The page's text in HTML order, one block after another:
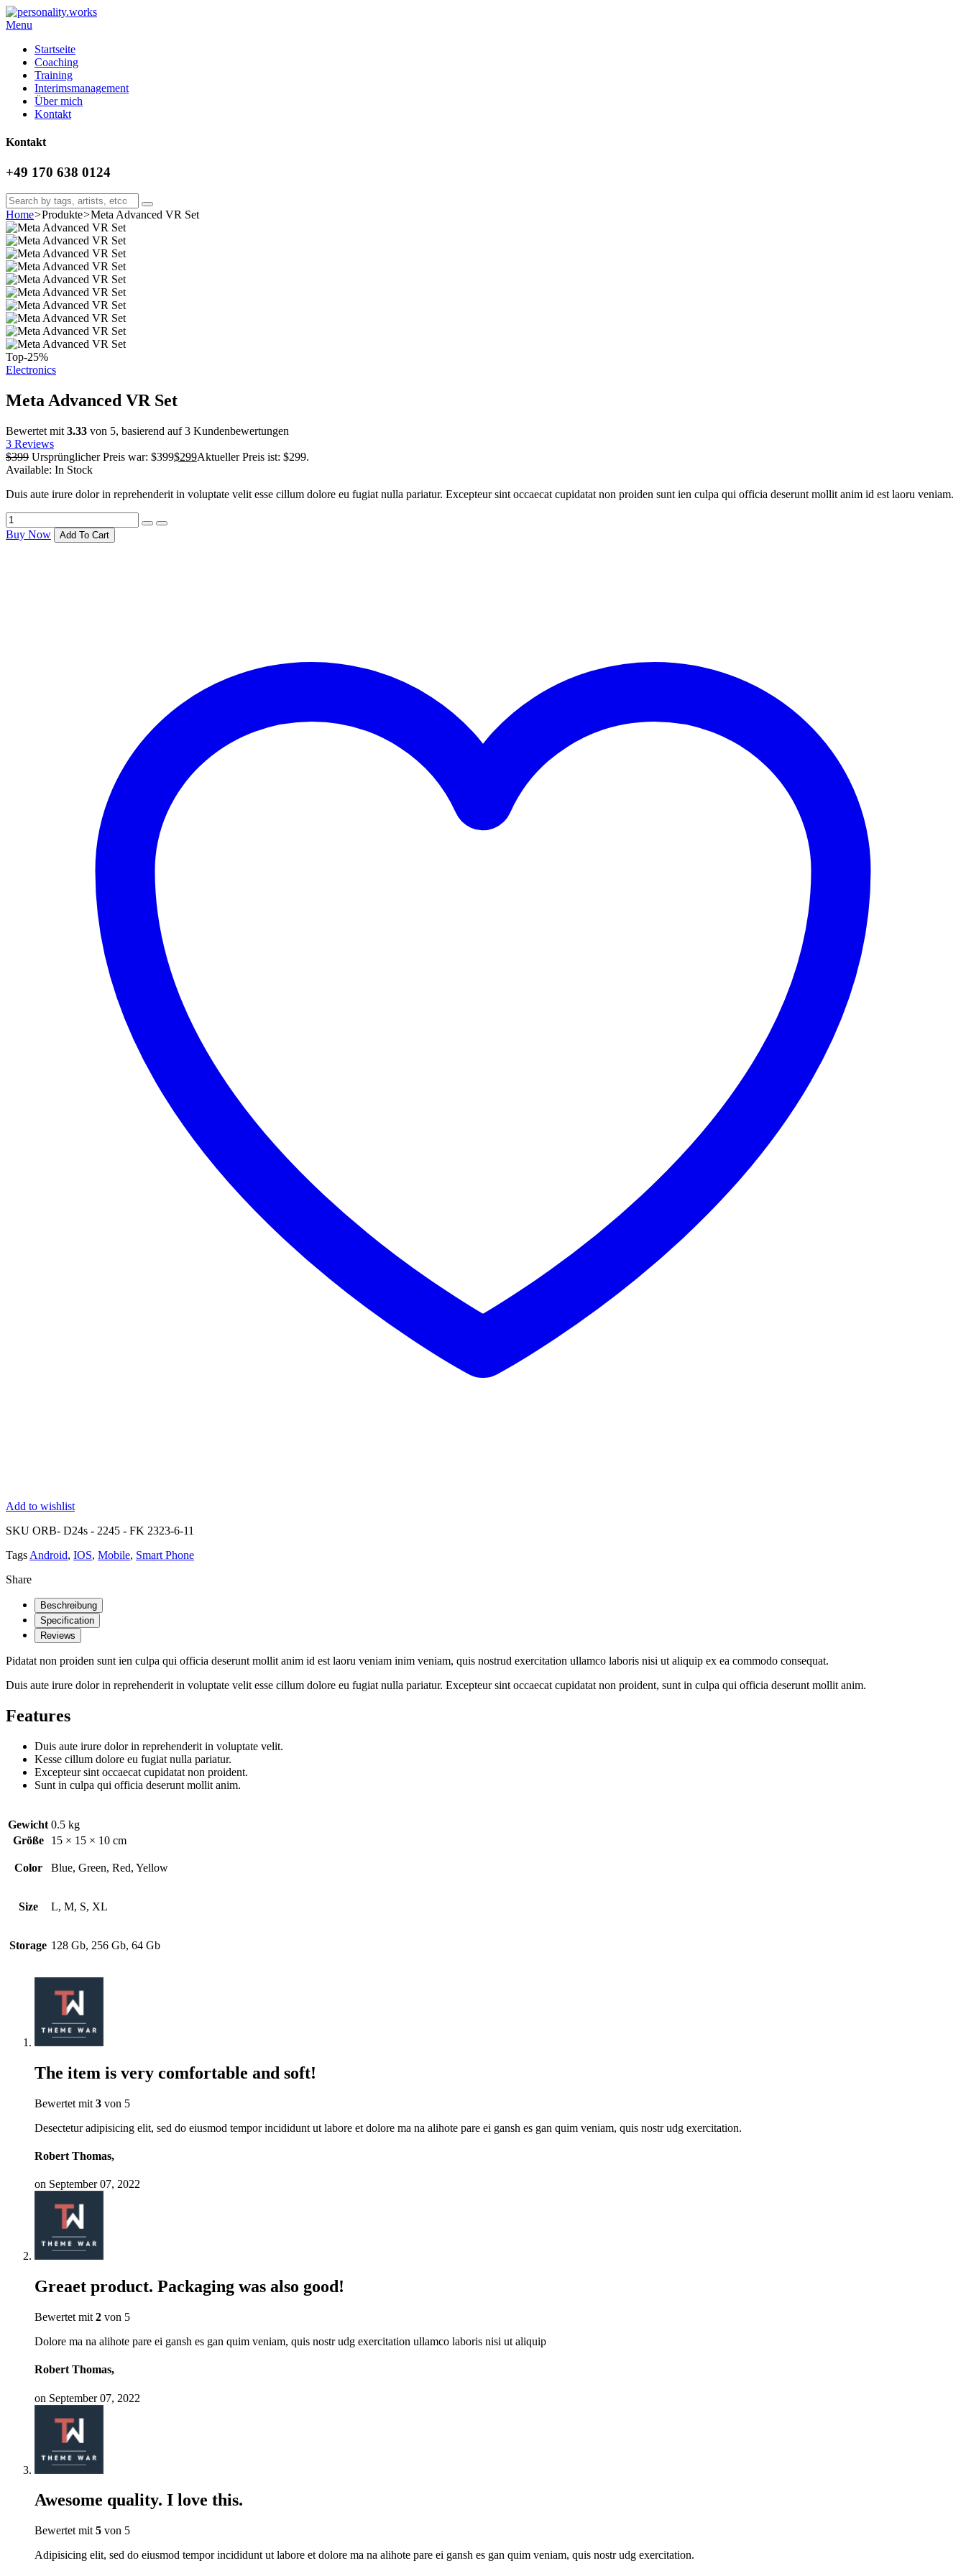
Menu
Startseite
Coaching
Training
Interimsmanagement
Über mich
Kontakt
Kontakt
+49 170 638 0124
Home>Produkte>Meta Advanced VR Set
Top-25%
Electronics
Meta Advanced VR Set
Bewertet mit 3.33 von 5, basierend auf3 Kundenbewertungen
3 Reviews
$399 Ursprünglicher Preis war: $399$299Aktueller Preis ist: $299.
Available: In Stock
Duis aute irure dolor in reprehenderit in voluptate velit esse cillum dolore eu fugiat nulla pariatur. Excepteur sint occaecat cupidatat non proiden sunt ien culpa qui officia deserunt mollit anim id est laoru veniam.
Buy Now Add To Cart
Add to wishlist
SKU ORB- D24s - 2245 - FK 2323-6-11
Tags Android, IOS, Mobile, Smart Phone
Share
Beschreibung
Specification
Reviews
Pidatat non proiden sunt ien culpa qui officia deserunt mollit anim id est laoru veniam inim veniam, quis nostrud exercitation ullamco laboris nisi ut aliquip ex ea commodo consequat.
Duis aute irure dolor in reprehenderit in voluptate velit esse cillum dolore eu fugiat nulla pariatur. Excepteur sint occaecat cupidatat non proident, sunt in culpa qui officia deserunt mollit anim.
Features
Duis aute irure dolor in reprehenderit in voluptate velit.
Kesse cillum dolore eu fugiat nulla pariatur.
Excepteur sint occaecat cupidatat non proident.
Sunt in culpa qui officia deserunt mollit anim.
Gewicht 0.5 kg
Größe
15 × 15 × 10 cm
Color Blue, Green, Red, Yellow
Size L, M, S, XL
Storage 128 Gb, 256 Gb, 64 Gb
The item is very comfortable and soft!
Bewertet mit 3 von 5
Desectetur adipisicing elit, sed do eiusmod tempor incididunt ut labore et dolore ma na alihote pare ei gansh es gan quim veniam, quis nostr udg exercitation.
Robert Thomas,
on September 07, 2022
Greaet product. Packaging was also good!
Bewertet mit 2 von 5
Dolore ma na alihote pare ei gansh es gan quim veniam, quis nostr udg exercitation ullamco laboris nisi ut aliquip
Robert Thomas,
on September 07, 2022
Awesome quality. I love this.
Bewertet mit 5 von 5
Adipisicing elit, sed do eiusmod tempor incididunt ut labore et dolore ma na alihote pare ei gansh es gan quim veniam, quis nostr udg exercitation.